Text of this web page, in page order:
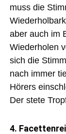
muss die
aber auch im
Wiederholen
sich die
nach immer
Hörers
Der stete
4.